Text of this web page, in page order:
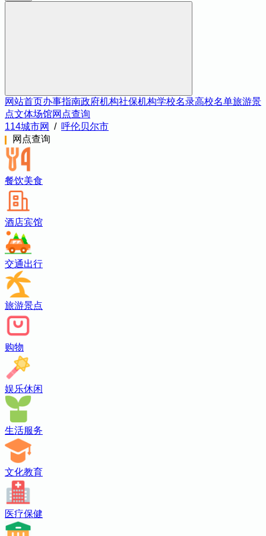
网站首页办事指南政府机构社保机构学校名录高校名单旅游景
点文体场馆网点查询
114城市网
/ 呼伦贝尔市
网点查询
餐饮美食
酒店宾馆
交通出行
旅游景点
购物
娱乐休闲
生活服务
文化教育
医疗保健